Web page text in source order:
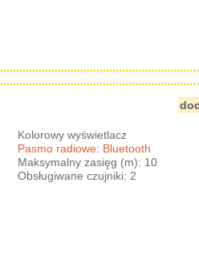
Kolorowy wyświetlacz
Pasmo radiowe: Bluetooth
Maksymalny zasięg (m): 10
Obsługiwane czujniki: 2